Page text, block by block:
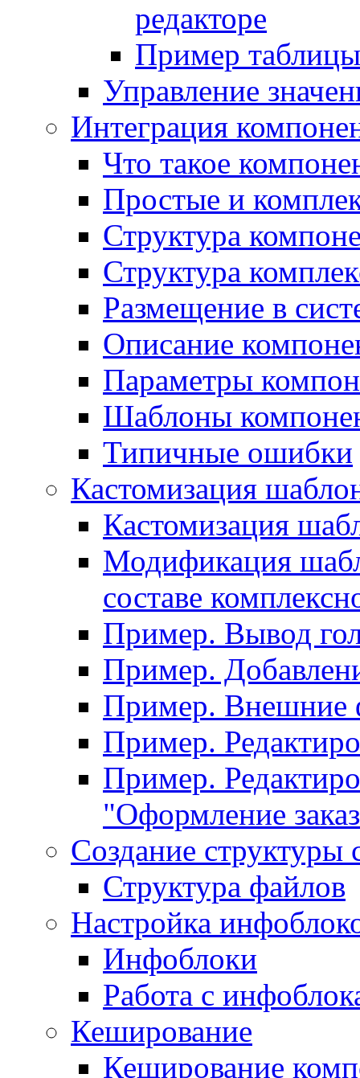
редакторе
Пример
Управление
Интеграция
Что такое
Простые и
Структура
Структура
Размещение в
Описание
Параметры
Шаблоны
Типичные ошибки
Кастомизация
Кастомизация
Модификация
составе
Пример. Вывод
Пример.
Пример. Внешние
Пример.
Пример.
"Оформление
Создание структуры
Структура файлов
Настройка
Инфоблоки
Работа с
Кеширование
Кеширование